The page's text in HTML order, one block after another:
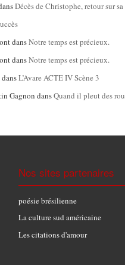
Décès de Christophe, retour sur
dansNotre temps est précieux.
dansNotre temps est précieux.
dansL’Avare ACTE IV Scène 3
Gagnon dansQuand il pleut des
Nos sites partenaires
poésie brésilienne
La culture sud américaine
Les citations d'amour